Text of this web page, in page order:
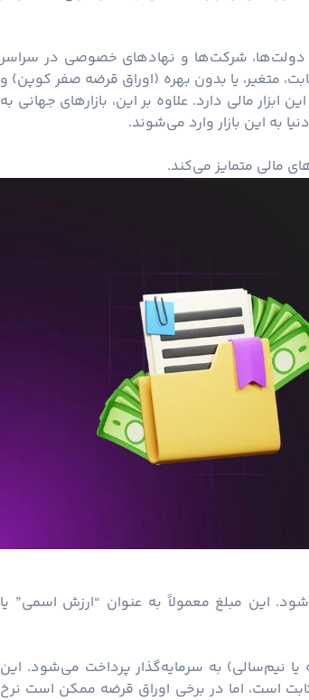
دولت‌ها، شرکت‌ها و نهادهای خصوصی در سراسر
متغیر، یا بدون بهره (اوراق قرضه صفر کوپن) و
مالی دارد. علاوه بر این، بازارهای جهانی به
به این بازار وارد می‌شوند.
مالی متمایز می‌کند.
این مبلغ معمولاً به عنوان “ارزش اسمی” یا
نیم‌سالی) به سرمایه‌گذار پرداخت می‌شود. این
است، اما در برخی اوراق قرضه ممکن است نرخ